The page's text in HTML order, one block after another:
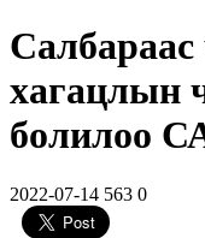
Салбараас
хагацлын
болилоо
2022-07-14 563 0